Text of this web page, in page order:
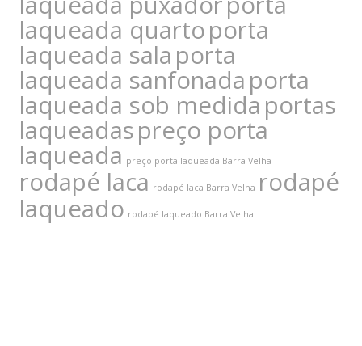
laqueada quartoporta
laqueada sala porta
laqueada sanfonada porta
laqueada sob medida portas
laqueadaspreço porta
laqueada preço porta laqueada Barra Velha
rodapé laca rodapé laca Barra Velha rodapé
laqueado rodapé laqueado Barra Velha